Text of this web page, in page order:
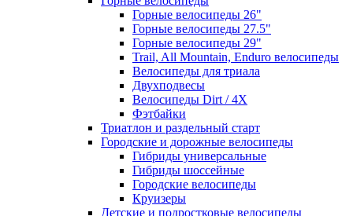
Горные велосипеды 26"
Горные велосипеды 27.5"
Горные велосипеды 29"
Trail, All Mountain, Enduro велосипеды
Велосипеды для триала
Двухподвесы
Велосипеды Dirt / 4X
Фэтбайки
Триатлон и раздельный старт
Городские и дорожные велосипеды
Гибриды универсальные
Гибриды шоссейные
Городские велосипеды
Круизеры
Детские и подростковые велосипеды